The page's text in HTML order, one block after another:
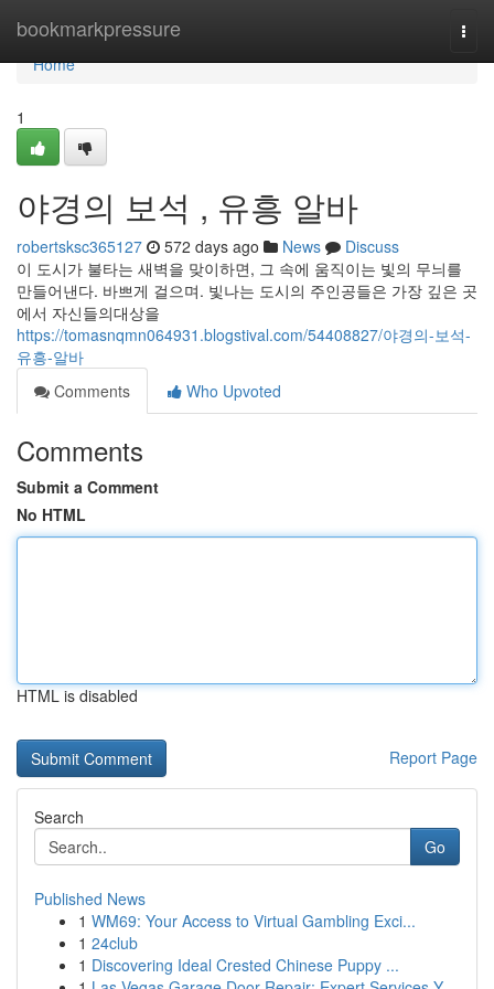
bookmarkpressure
Home
Home
1
야경의 보석 , 유흥 알바
robertsksc365127 572 days ago News
Discuss
이 도시가 불타는 새벽을 맞이하면, 그 속에 움직이는 빛의 무늬를
만들어낸다. 바쁘게 걸으며. 빛나는 도시의 주인공들은 가장 깊은 곳
에서 자신들의대상을
https://tomasnqmn064931.blogstival.com/54408827/야경의-보석-
유흥-알바
Comments
Who Upvoted
Comments
Submit a Comment
No HTML
HTML is disabled
Report Page
Search
Go
Published News
1 WM69: Your Access to Virtual Gambling Exci...
1 24club
1 Discovering Ideal Crested Chinese Puppy ...